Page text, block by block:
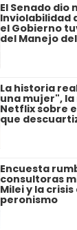
El Senado dio
Inviolabilidad
el Gobierno
del Manejo
La historia
una mujer",
Netflix sobre
que
Encuesta
consultoras
Milei y la
peronismo